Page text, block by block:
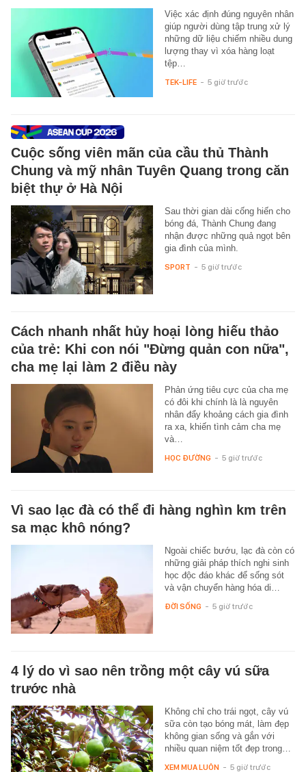
Việc xác định đúng nguyên nhân
giúp người dùng tập trung xử lý
những dữ liệu chiếm nhiều dung
lượng thay vì xóa hàng loạt
tệp…
TEK-LIFE - 5 giờ trước
Cuộc sống viên mãn của cầu thủ Thành
Chung và mỹ nhân Tuyên Quang trong căn
biệt thự ở Hà Nội
Sau thời gian dài cống hiến cho
bóng đá, Thành Chung đang
nhận được những quả ngọt bên
gia đình của mình.
SPORT - 5 giờ trước
Cách nhanh nhất hủy hoại lòng hiếu thảo
của trẻ: Khi con nói "Đừng quản con nữa",
cha mẹ lại làm 2 điều này
Phản ứng tiêu cực của cha mẹ
có đôi khi chính là là nguyên
nhân đẩy khoảng cách gia đình
ra xa, khiến tình cảm cha mẹ
và…
HỌC ĐƯỜNG - 5 giờ trước
Vì sao lạc đà có thể đi hàng nghìn km trên
sa mạc khô nóng?
Ngoài chiếc bướu, lạc đà còn có
những giải pháp thích nghi sinh
học độc đáo khác để sống sót
và vận chuyển hàng hóa di…
ĐỜI SỐNG - 5 giờ trước
4 lý do vì sao nên trồng một cây vú sữa
trước nhà
Không chỉ cho trái ngọt, cây vú
sữa còn tạo bóng mát, làm đẹp
không gian sống và gắn với
nhiều quan niệm tốt đẹp trong…
XEM MUA LUÔN - 5 giờ trước